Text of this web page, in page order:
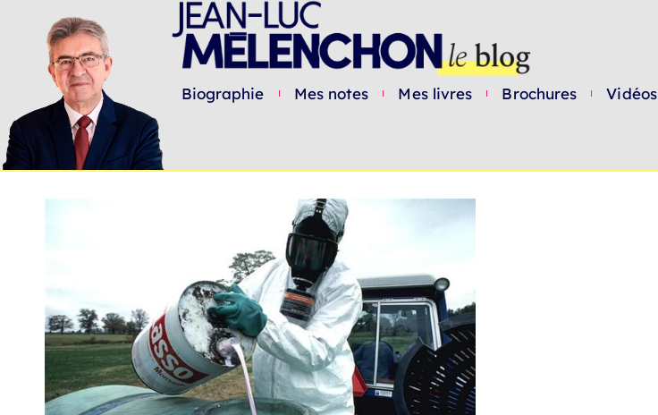
Biographie Mes notes Mes livres Brochures Vidéos